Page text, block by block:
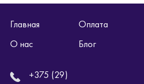
Главная Оплата
О нас
Блог
+375 (29)